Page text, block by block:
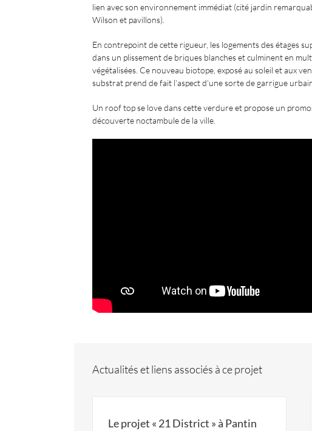
lien avec son environnement immédiat (cité jardin
Wilson et pavillons).
En contrepoint de cette rigueur, les logements des étages
dans un plissement de briques blanches et culminent en
végétalisées. Ce nouveau biotope, exposé au soleil et aux
substrat prend de fait l’aspect d’une sorte de garrigue
Un roof top se love dans cette verdure et propose un
découverte noctambule de la ville.
Actualités et liens associés à ce projet
Le projet « 21 District » à Pantin